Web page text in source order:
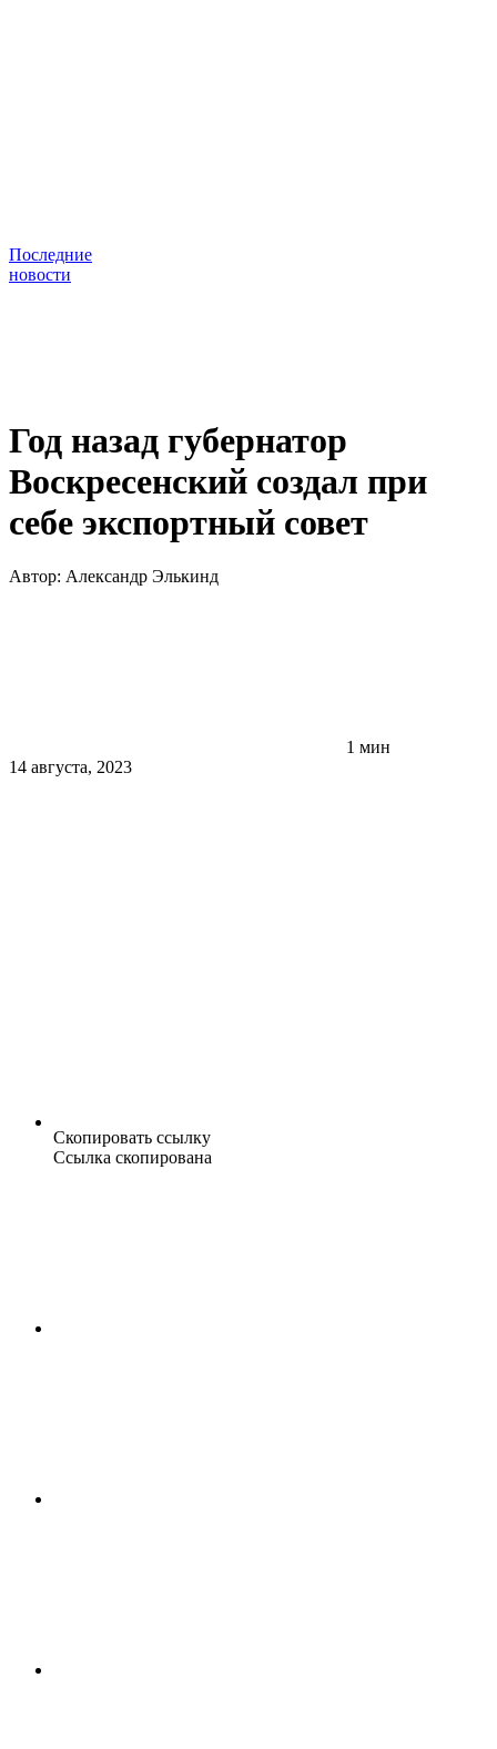
Последние
новости
Год назад губернатор
Воскресенский создал при
себе экспортный совет
Автор: Александр Элькинд
1 мин
14 августа, 2023
Скопировать ссылку
Ссылка скопирована